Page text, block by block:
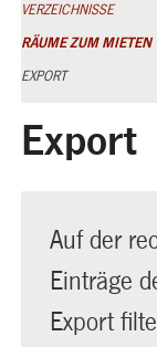
VERZEICHNISSE
RÄUME ZUM MIETEN
EXPORT
Export
Auf der
Einträge
Export